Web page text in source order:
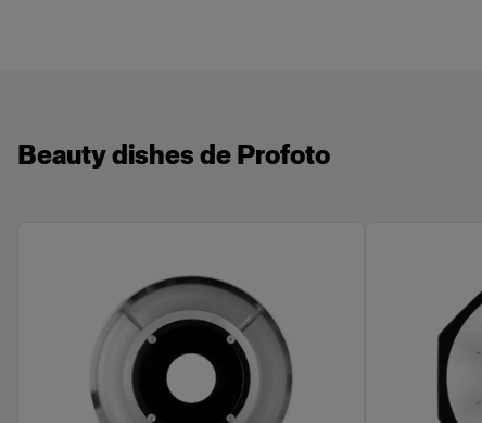
Beauty dishes de Profoto